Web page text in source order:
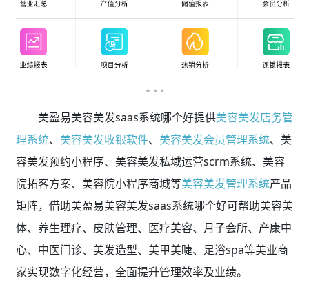
美盈易美容美发saas系统哪个好提供美容美发店务管
理系统、 美容美发收银软件、 美容美发会员管理系统、美
容美发预约小程序、美容美发私域运营scrm系统、美容
院拓客方案、美容院小程序商城等美容美发管理系统产品
矩阵，借助美盈易美容美发saas系统哪个好可帮助美容美
体、养生理疗、皮肤管理、医疗美容、月子会所、产康中
心、中医门诊、美发造型、美甲美睫、足浴spa等美业商
家实现数字化经营，全面提升管理效率及业绩。